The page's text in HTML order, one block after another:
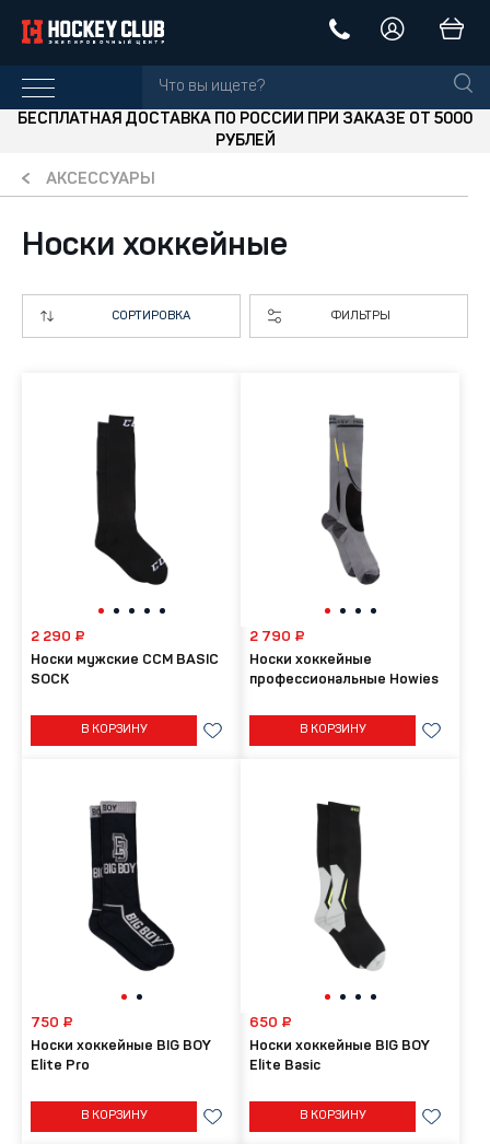
БЕСПЛАТНАЯ ДОСТАВКА ПО РОССИИ ПРИ ЗАКАЗЕ ОТ 5000
РУБЛЕЙ
АКСЕССУАРЫ
Носки хоккейные
СОРТИРОВКА ФИЛЬТРЫ
Носки мужские CCM BASIC
SOCK
2 290 ₽
В КОРЗИНУ
Носки хоккейные
профессиональные Howies
2 790 ₽
В КОРЗИНУ
Носки хоккейные BIG BOY
Elite Pro
750 ₽
В КОРЗИНУ
Носки хоккейные BIG BOY
Elite Basic
650 ₽
В КОРЗИНУ